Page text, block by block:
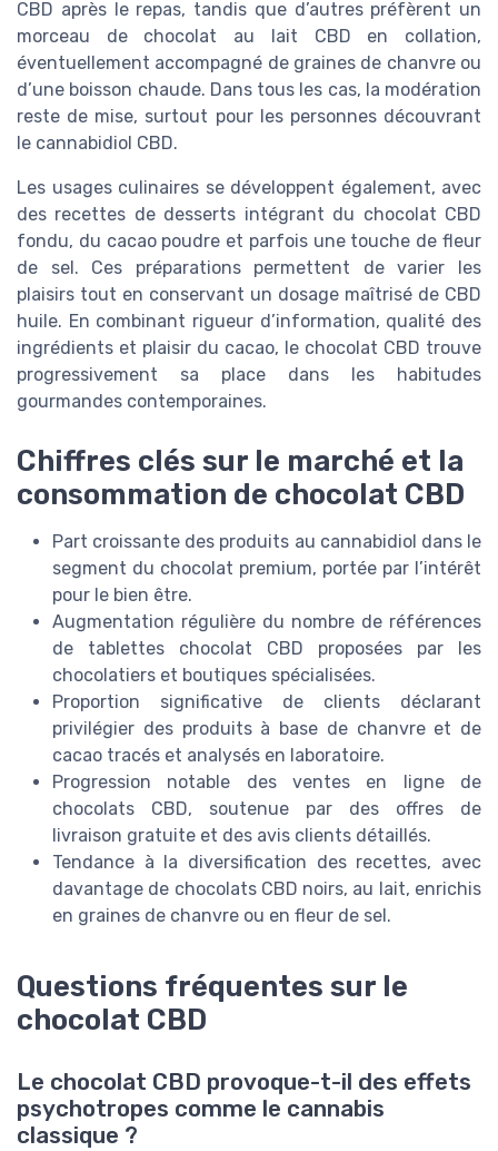
CBD après le repas, tandis que d’autres préfèrent un
morceau de chocolat au lait CBD en collation,
éventuellement accompagné de graines de chanvre ou
d’une boisson chaude. Dans tous les cas, la modération
reste de mise, surtout pour les personnes découvrant
le cannabidiol CBD.
Les usages culinaires se développent également, avec
des recettes de desserts intégrant du chocolat CBD
fondu, du cacao poudre et parfois une touche de fleur
de sel. Ces préparations permettent de varier les
plaisirs tout en conservant un dosage maîtrisé de CBD
huile. En combinant rigueur d’information, qualité des
ingrédients et plaisir du cacao, le chocolat CBD trouve
progressivement sa place dans les habitudes
gourmandes contemporaines.
Chiffres clés sur le marché et la
consommation de chocolat CBD
Part croissante des produits au cannabidiol dans le
segment du chocolat premium, portée par l’intérêt
pour le bien être.
Augmentation régulière du nombre de références
de tablettes chocolat CBD proposées par les
chocolatiers et boutiques spécialisées.
Proportion significative de clients déclarant
privilégier des produits à base de chanvre et de
cacao tracés et analysés en laboratoire.
Progression notable des ventes en ligne de
chocolats CBD, soutenue par des offres de
livraison gratuite et des avis clients détaillés.
Tendance à la diversification des recettes, avec
davantage de chocolats CBD noirs, au lait, enrichis
en graines de chanvre ou en fleur de sel.
Questions fréquentes sur le
chocolat CBD
Le chocolat CBD provoque-t-il des effets
psychotropes comme le cannabis
classique ?